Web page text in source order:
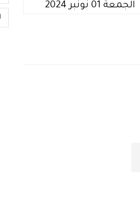
الجمعة 01 نونبر 2024